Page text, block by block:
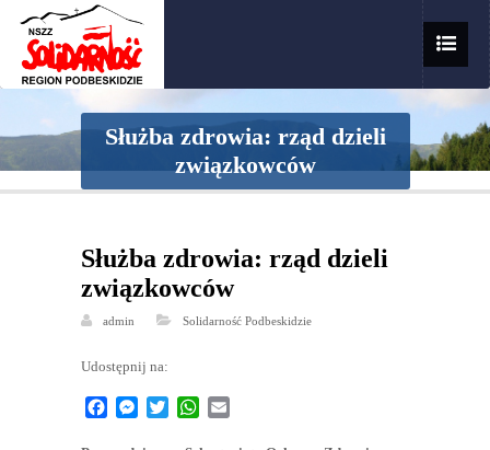
Służba zdrowia: rząd dzieli
związkowców
Służba zdrowia: rząd dzieli
związkowców
admin Solidarność Podbeskidzie
Udostępnij na:
FacebookMessenger
TwitterWhatsApp